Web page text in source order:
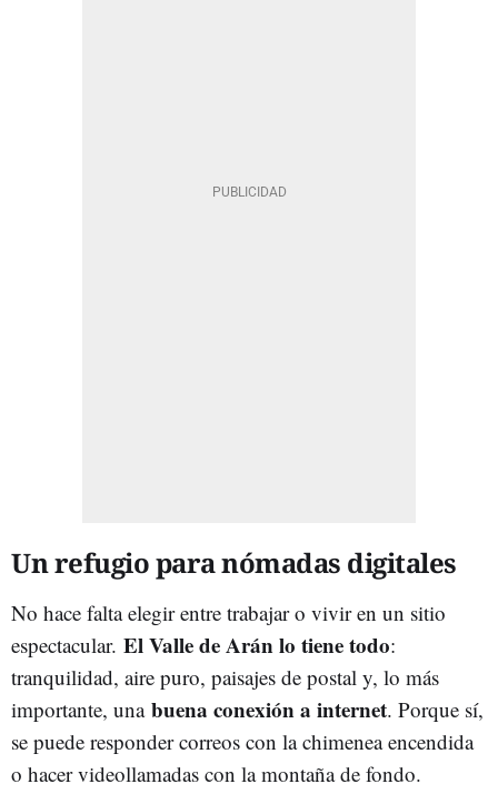
Un refugio para nómadas digitales
No hace falta elegir entre trabajar o vivir en un sitio
espectacular. El Valle de Arán lo tiene todo:
tranquilidad, aire puro, paisajes de postal y, lo más
importante, una buena conexión a internet. Porque sí,
se puede responder correos con la chimenea encendida
o hacer videollamadas con la montaña de fondo.